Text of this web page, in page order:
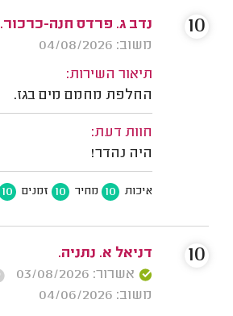
נדב ג. פרדס חנה-כרכור.
משוב: 04/08/2026
תיאור השירות:
החלפת מחמם מים בגז.
חוות דעת:
היה נהדר!
איכות 10 מחיר 10 זמנים 10
10
דניאל א. נתניה.
אשרור: 03/08/2026
משוב: 04/06/2026
10